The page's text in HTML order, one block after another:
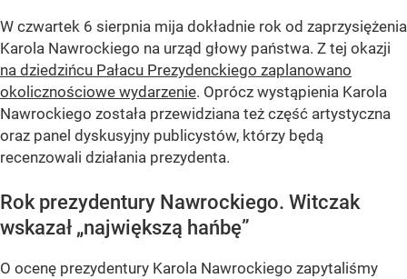
W czwartek 6 sierpnia mija dokładnie rok od zaprzysiężenia
Karola Nawrockiego na urząd głowy państwa. Z tej okazji
na dziedzińcu Pałacu Prezydenckiego zaplanowano
okolicznościowe wydarzenie. Oprócz wystąpienia Karola
Nawrockiego została przewidziana też część artystyczna
oraz panel dyskusyjny publicystów, którzy będą
recenzowali działania prezydenta.
Rok prezydentury Nawrockiego. Witczak
wskazał „największą hańbę”
O ocenę prezydentury Karola Nawrockiego zapytaliśmy